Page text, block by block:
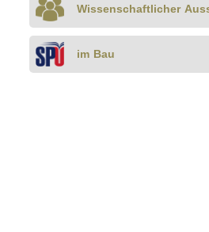
Wissenschaftlicher
im Bau
Bau
Bau
Bau